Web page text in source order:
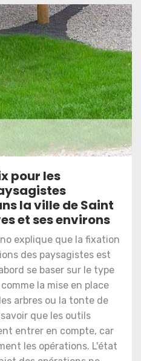
pour les
la ville de Saint
et ses environs
explique que la fixation
des paysagistes est
se baser sur le type
la mise en place
arbres ou la tonte de
que les outils
entrer en compte, car
les opérations. L'état